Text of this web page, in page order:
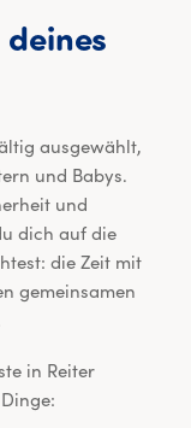
deines
ausgewählt,
und Babys.
und
dich auf die
die Zeit mit
gemeinsamen
in Reiter